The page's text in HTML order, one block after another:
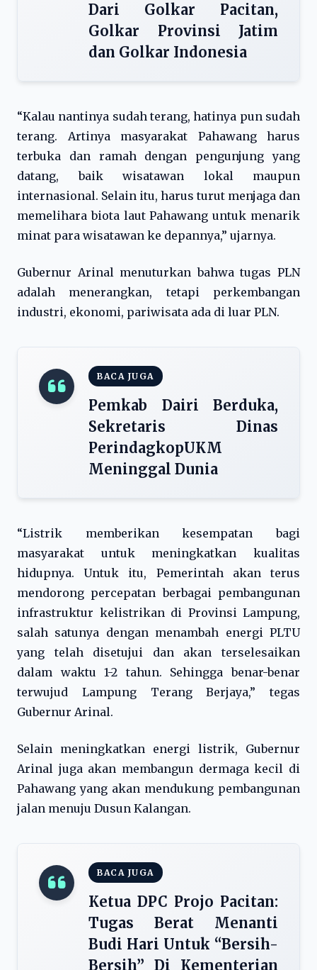
Dari Golkar Pacitan,
Golkar Provinsi Jatim
dan Golkar Indonesia
“Kalau nantinya sudah terang, hatinya pun sudah
terang. Artinya masyarakat Pahawang harus
terbuka dan ramah dengan pengunjung yang
datang, baik wisatawan lokal maupun
internasional. Selain itu, harus turut menjaga dan
memelihara biota laut Pahawang untuk menarik
minat para wisatawan ke depannya,” ujarnya.
Gubernur Arinal menuturkan bahwa tugas PLN
adalah menerangkan, tetapi perkembangan
industri, ekonomi, pariwisata ada di luar PLN.
BACA JUGA
Pemkab Dairi Berduka,
Sekretaris Dinas
PerindagkopUKM
Meninggal Dunia
“Listrik memberikan kesempatan bagi
masyarakat untuk meningkatkan kualitas
hidupnya. Untuk itu, Pemerintah akan terus
mendorong percepatan berbagai pembangunan
infrastruktur kelistrikan di Provinsi Lampung,
salah satunya dengan menambah energi PLTU
yang telah disetujui dan akan terselesaikan
dalam waktu 1-2 tahun. Sehingga benar-benar
terwujud Lampung Terang Berjaya,” tegas
Gubernur Arinal.
Selain meningkatkan energi listrik, Gubernur
Arinal juga akan membangun dermaga kecil di
Pahawang yang akan mendukung pembangunan
jalan menuju Dusun Kalangan.
BACA JUGA
Ketua DPC Projo Pacitan:
Tugas Berat Menanti
Budi Hari Untuk “Bersih-
Bersih” Di Kementerian